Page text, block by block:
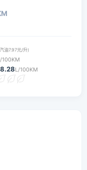
油7.97元/升)
100KM
8.28L/100KM